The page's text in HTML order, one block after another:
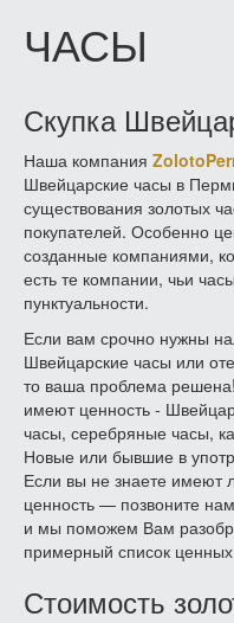
ЧАСЫ
Скупка
Наша компания
Швейцарские часы в
существования золотых
покупателей. Особенно
созданные компаниями,
есть те компании, чьи
пунктуальности.
Если вам срочно нужны
Швейцарские часы или
то ваша проблема
имеют ценность -
часы, серебряные часы,
Новые или бывшие в
Если вы не знаете имеют
ценность — позвоните
и мы поможем Вам
примерный список
Стоимость